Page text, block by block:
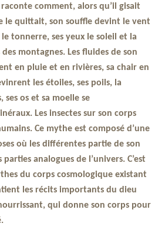
comment, alors qu’il gisait
le quittait, son souffle devint le vent
tonnerre, ses yeux le soleil et la
montagnes. Les fluides de son
en pluie et en rivières, sa chair en
les étoiles, ses poils, la
ses os et sa moelle se
Les insectes sur son corps
Ce mythe est composé d’une
où les différentes partie de son
analogues de l’univers. C’est
du corps cosmologique existant
les récits importants du dieu
qui donne son corps pour